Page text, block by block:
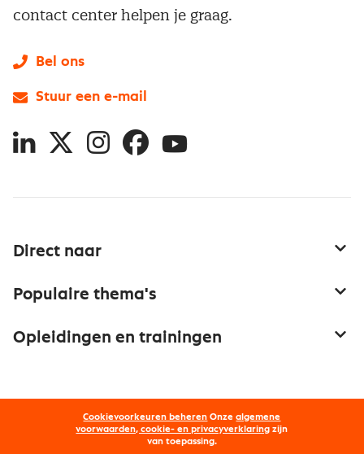
Direct naar
Netwerk en communities
Word lid van Nevi
Nevi PMI®
Populaire thema's
Onderhandelen
Opleidingen en trainingen
Opleidingen
Maatwerk
contact center helpen je graag.
Bel ons
Stuur een e-mail
LinkedIn
X InstagramFacebookYouTube
Cookievoorkeuren beheren Onzealgemene
voorwaarden, cookie- en privacyverklaring zijn
van toepassing.